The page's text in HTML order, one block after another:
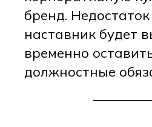
бренд.
наставник будет
временно
должностные